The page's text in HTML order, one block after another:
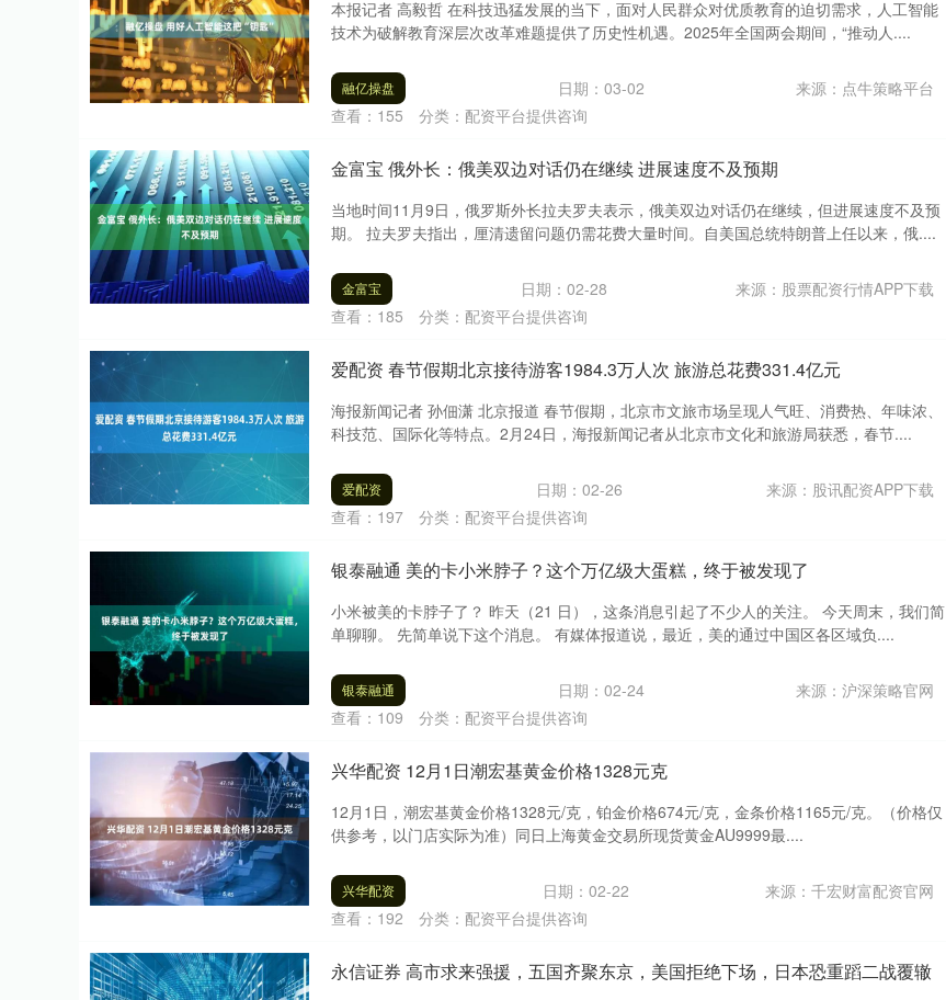
本报记者 高毅哲 在科技迅猛发展的当下，面对人民群众对优质教育的迫切需求，人工智能
技术为破解教育深层次改革难题提供了历史性机遇。2025年全国两会期间，“推动人....
融亿操盘 日期：03-02
来源：点牛策略平台
查看： 155 分类： 配资平台提供咨询
金富宝 俄外长：俄美双边对话仍在继续 进展速度不及预期
当地时间11月9日，俄罗斯外长拉夫罗夫表示，俄美双边对话仍在继续，但进展速度不及预
期。 拉夫罗夫指出，厘清遗留问题仍需花费大量时间。自美国总统特朗普上任以来，俄....
金富宝 日期：02-28
来源：股票配资行情APP下载
查看： 185 分类： 配资平台提供咨询
爱配资 春节假期北京接待游客1984.3万人次 旅游总花费331.4亿元
海报新闻记者 孙佃潇 北京报道 春节假期，北京市文旅市场呈现人气旺、消费热、年味浓、
科技范、国际化等特点。2月24日，海报新闻记者从北京市文化和旅游局获悉，春节....
爱配资 日期：02-26
来源：股讯配资APP下载
查看： 197 分类： 配资平台提供咨询
银泰融通 美的卡小米脖子？这个万亿级大蛋糕，终于被发现了
小米被美的卡脖子了？ 昨天（21 日），这条消息引起了不少人的关注。 今天周末，我们简
单聊聊。 先简单说下这个消息。 有媒体报道说，最近，美的通过中国区各区域负....
银泰融通 日期：02-24
来源：沪深策略官网
查看： 109 分类： 配资平台提供咨询
兴华配资 12月1日潮宏基黄金价格1328元克
12月1日，潮宏基黄金价格1328元/克，铂金价格674元/克，金条价格1165元/克。（价格仅
供参考，以门店实际为准）同日上海黄金交易所现货黄金AU9999最....
兴华配资 日期：02-22
来源：千宏财富配资官网
查看： 192 分类： 配资平台提供咨询
永信证券 高市求来强援，五国齐聚东京，美国拒绝下场，日本恐重蹈二战覆辙